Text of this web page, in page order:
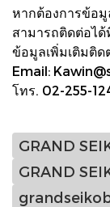
หากต้องการข้อ
สามารถติดต่อได้
ข้อมูลเพิ่มเติมติ
Email:
โทร. 02-255-
GRAND
GRAND